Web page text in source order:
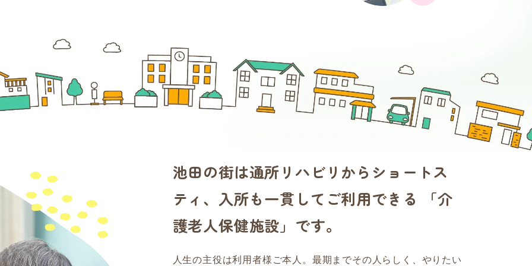
池田の街は通所リハビリからショートス
ティ、入所も一貫してご利用できる 「介
護老人保健施設」です。
人生の主役は利用者様ご本人。最期までその人らしく、やりたい